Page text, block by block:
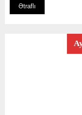
Ətraflı